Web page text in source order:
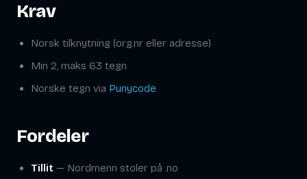
Krav
Norsk tilknytning (org.nr eller adresse)
Min 2, maks 63 tegn
Norske tegn via Punycode
Fordeler
Tillit — Nordmenn stoler på .no